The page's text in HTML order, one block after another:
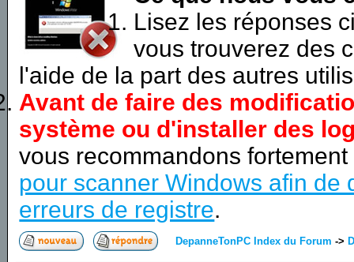
Lisez les réponses
vous trouverez des
l'aide de la part des autres
Avant de faire des
système ou d'installer des
vous recommandons
pour scanner Windows afin de
erreurs de registre.
DepanneTonPC Index du Forum ->